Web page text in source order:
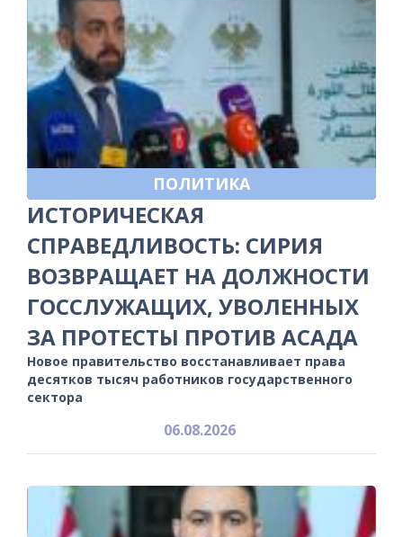
ПОЛИТИКА
ИСТОРИЧЕСКАЯ
СПРАВЕДЛИВОСТЬ: СИРИЯ
ВОЗВРАЩАЕТ НА ДОЛЖНОСТИ
ГОССЛУЖАЩИХ, УВОЛЕННЫХ
ЗА ПРОТЕСТЫ ПРОТИВ АСАДА
Новое правительство восстанавливает права
десятков тысяч работников государственного
сектора
06.08.2026